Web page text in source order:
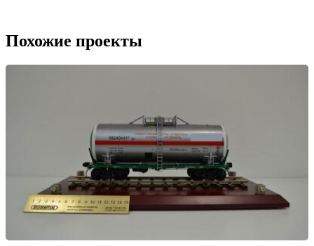
Похожие проекты